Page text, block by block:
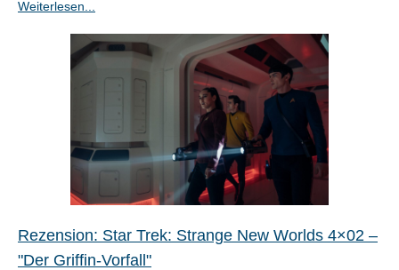
Weiterlesen...
Rezension: Star Trek: Strange New Worlds 4×02 –
"Der Griffin-Vorfall"